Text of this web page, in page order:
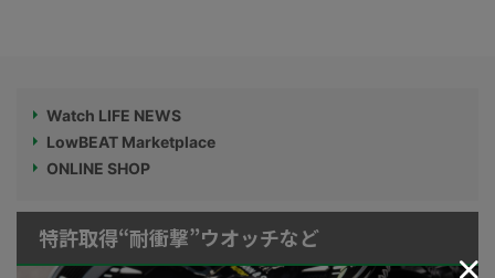
Watch LIFE NEWS
LowBEAT Marketplace
ONLINE SHOP
特許取得“耐衝撃”ウオッチなど